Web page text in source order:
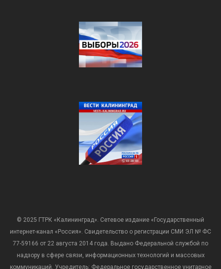
© 2025 ГТРК «Калининград». Сетевое издание «Государственный
интернет-канал «Россия». Свидетельство о регистрации СМИ ЭЛ № ФС
77-59166 от 22 августа 2014 года. Выдано Федеральной службой по
надзору в сфере связи, информационных технологий и массовых
коммуникаций. Учредитель: Федеральное государственное унитарное